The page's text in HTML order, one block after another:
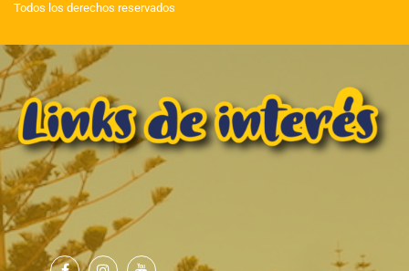
Todos los derechos reservados